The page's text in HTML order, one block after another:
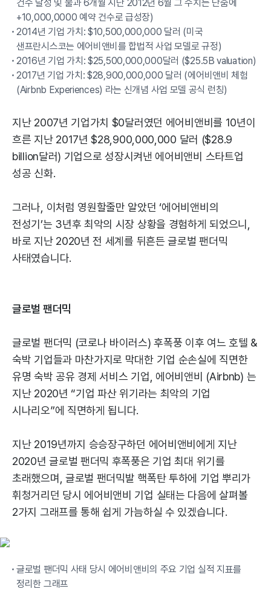
건수 달성 및 불과 6개월 지난 2012년 6월 그 수치는 단숨에
+10,000,0000 예약 건수로 급성장)
2014년 기업 가치: $10,500,000,000 달러 (미국
샌프란시스코는 에어비앤비를 합법적 사업 모델로 규정)
2016년 기업 가치: $25,500,000,000달러 ($25.5B valuation)
2017년 기업 가치: $28,900,000,000 달러 (에어비앤비 체험
(Airbnb Experiences) 라는 신개념 사업 모델 공식 런칭)
지난 2007년 기업가치 $0달러였던 에어비앤비를 10년이
흐른 지난 2017년 $28,900,000,000 달러 ($28.9
billion달러) 기업으로 성장시켜낸 에어비앤비 스타트업
성공 신화.
그러나, 이처럼 영원할줄만 알았던 ‘에어비앤비의
전성기’는 3년후 최악의 시장 상황을 경험하게 되었으니,
바로 지난 2020년 전 세계를 뒤흔든 글로벌 팬더믹
사태였습니다.
글로벌 팬더믹
글로벌 팬더믹 (코로나 바이러스) 후폭풍 이후 여느 호텔 &
숙박 기업들과 마찬가지로 막대한 기업 순손실에 직면한
유명 숙박 공유 경제 서비스 기업, 에어비앤비 (Airbnb) 는
지난 2020년 “기업 파산 위기라는 최악의 기업
시나리오”에 직면하게 됩니다.
지난 2019년까지 승승장구하던 에어비앤비에게 지난
2020년 글로벌 팬더믹 후폭풍은 기업 최대 위기를
초래했으며, 글로벌 팬더믹발 핵폭탄 투하에 기업 뿌리가
휘청거리던 당시 에어비앤비 기업 실태는 다음에 살펴볼
2가지 그래프를 통해 쉽게 가늠하실 수 있겠습니다.
글로벌 팬더믹 사태 당시 에어비앤비의 주요 기업 실적 지표를
정리한 그래프